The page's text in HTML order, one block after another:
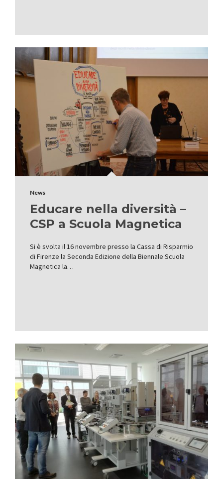
News
Educare nella diversità –
CSP a Scuola Magnetica
Si è svolta il 16 novembre presso la Cassa di Risparmio
di Firenze la Seconda Edizione della Biennale Scuola
Magnetica la…